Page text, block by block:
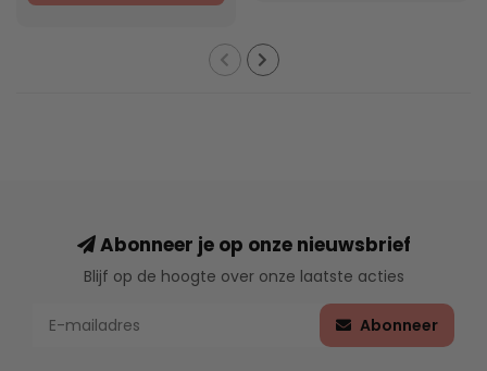
Abonneer je op onze nieuwsbrief
Blijf op de hoogte over onze laatste acties
Abonneer